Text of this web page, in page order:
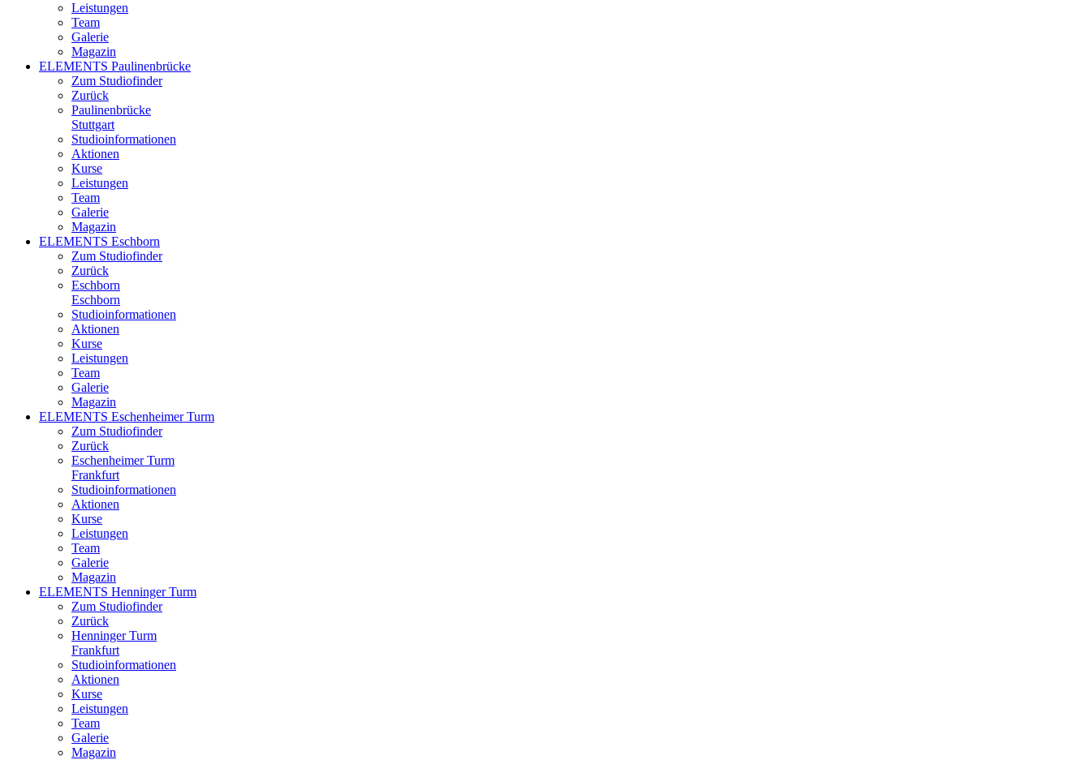
Leistungen
Team
Galerie
Magazin
ELEMENTS Paulinenbrücke
Zum Studiofinder
Zurück
Paulinen­brücke
Stuttgart
Studioinformationen
Aktionen
Kurse
Leistungen
Team
Galerie
Magazin
ELEMENTS Eschborn
Zum Studiofinder
Zurück
Esch­born
Eschborn
Studioinformationen
Aktionen
Kurse
Leistungen
Team
Galerie
Magazin
ELEMENTS Eschenheimer Turm
Zum Studiofinder
Zurück
Eschen­heimer Turm
Frankfurt
Studioinformationen
Aktionen
Kurse
Leistungen
Team
Galerie
Magazin
ELEMENTS Henninger Turm
Zum Studiofinder
Zurück
Henninger Turm
Frankfurt
Studioinformationen
Aktionen
Kurse
Leistungen
Team
Galerie
Magazin